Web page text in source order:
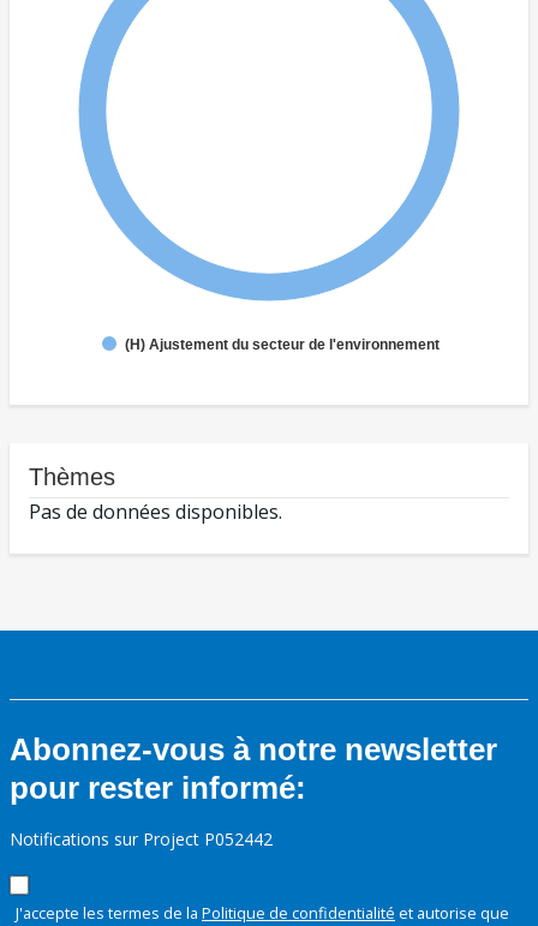
(H) Ajustement du secteur de l'environnement
Thèmes
Pas de données disponibles.
Abonnez-vous à notre newsletter
pour rester informé:
Notifications sur Project P052442
J'accepte les termes de la Politique de confidentialité et autorise que